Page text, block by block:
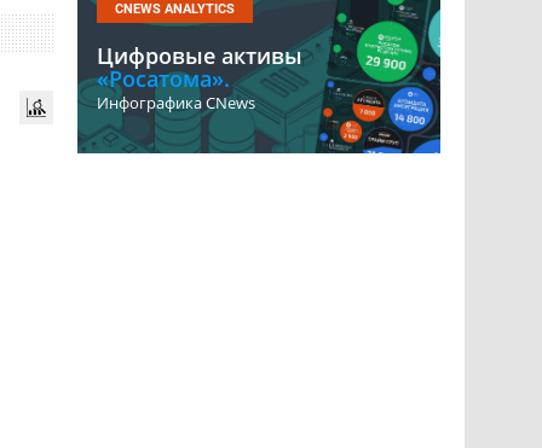
CNEWS ANALYTICS
Цифровые активы
«Росатома».
Инфографика CNews